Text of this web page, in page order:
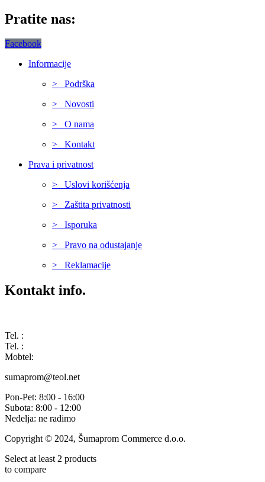
Pratite nas:
Facebook
Informacije
> Podrška
> Novosti
> O nama
> Kontakt
Prava i privatnost
> Uslovi korišćenja
> Zaštita privatnosti
> Isporuka
> Pravo na odustajanje
> Reklamacije
Kontakt info.
Tel. :
Tel. :
Mobtel:
sumaprom@teol.net
Pon-Pet: 8:00 - 16:00
Subota: 8:00 - 12:00
Nedelja: ne radimo
Copyright © 2024, Šumaprom Commerce d.o.o.
Select at least 2 products
to compare